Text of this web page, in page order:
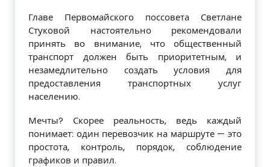
Главе Первомайского поссовета Свет­лане
Стуковой настоятельно рекомен­довали
принять во внимание, что об­щественный
транспорт должен быть приоритетным, и
незамедлительно соз­дать условия для
предоставления тран­спортных услуг
населению.
Мечты? Скорее реальность, ведь каж­дый
понимает: один перевозчик на мар­шруте — это
простота, контроль, порядок, соблюдение
графиков и правил.